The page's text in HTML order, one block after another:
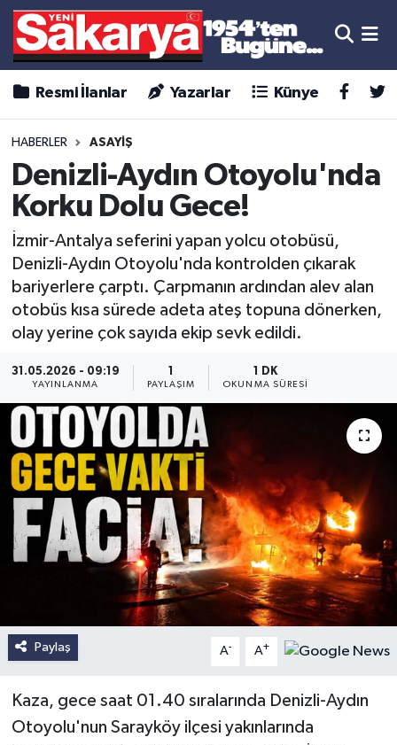
Resmi İlanlar Yazarlar Künye
HABERLER ASAYİŞ
Denizli-Aydın Otoyolu'nda
Korku Dolu Gece!
İzmir-Antalya seferini yapan yolcu otobüsü,
Denizli-Aydın Otoyolu'nda kontrolden çıkarak
bariyerlere çarptı. Çarpmanın ardından alev alan
otobüs kısa sürede adeta ateş topuna dönerken,
olay yerine çok sayıda ekip sevk edildi.
31.05.2026 - 09:19
YAYINLANMA PAYLAŞIM
1 DK
OKUNMA SÜRESI
Paylaş A- A+
Kaza, gece saat 01.40 sıralarında Denizli-Aydın
Otoyolu'nun Sarayköy ilçesi yakınlarında